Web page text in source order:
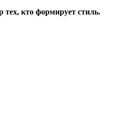
кто формирует стиль.